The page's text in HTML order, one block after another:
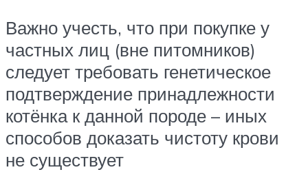
Важно учесть, что при покупке у
частных лиц (вне питомников)
следует требовать генетическое
подтверждение принадлежности
котёнка к данной породе – иных
способов доказать чистоту крови
не существует